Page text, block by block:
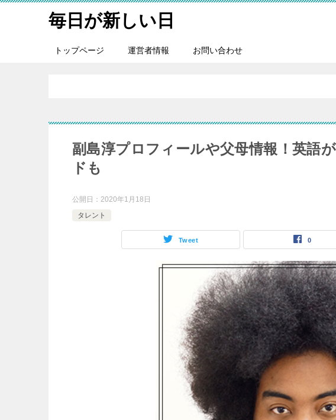
毎日が新しい日
トップページ 運営者情報 お問い合わせ
副島淳プロフィールや父母情報！英語
ドも
公開日： 2020年1月18日
タレント
Tweet 0